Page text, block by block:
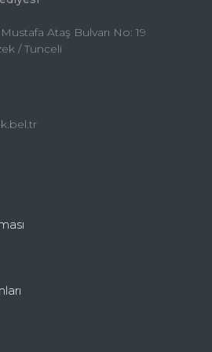
Ataş Bulvarı No: 19
/ Tunceli